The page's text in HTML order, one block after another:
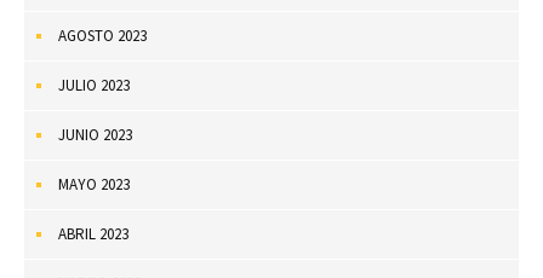
AGOSTO 2023
JULIO 2023
JUNIO 2023
MAYO 2023
ABRIL 2023